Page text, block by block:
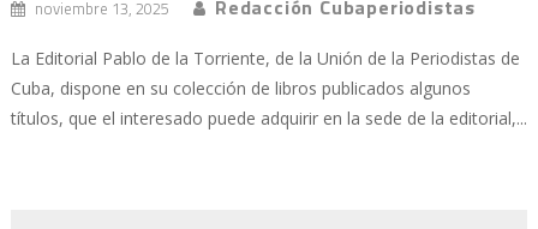
noviembre 13, 2025 Redacción Cubaperiodistas
La Editorial Pablo de la Torriente, de la Unión de la Periodistas de
Cuba, dispone en su colección de libros publicados algunos
títulos, que el interesado puede adquirir en la sede de la editorial,...